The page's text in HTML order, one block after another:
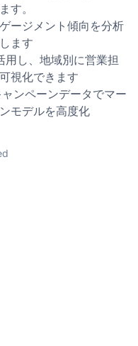
す。
ージメント傾向を分析
ます
し、地域別に営業担
視化できます
ンペーンデータでマー
モデルを高度化